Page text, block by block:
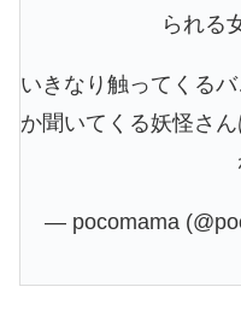
られる
いきなり触ってくる
か聞いてくる妖怪さ
— pocomama